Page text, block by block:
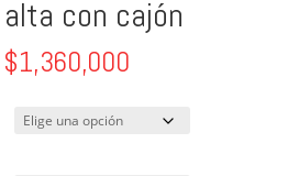
con cajón
$1,360,000